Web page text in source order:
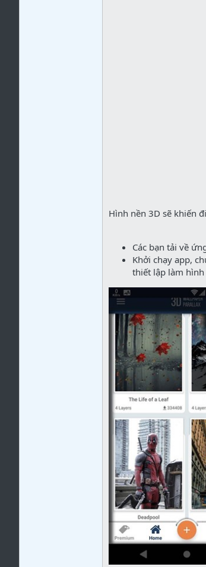
Hình nền 3D sẽ khiến
Các bạn tải về
Khởi chạy app,
thiết lập làm